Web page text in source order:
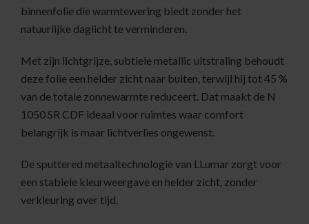
binnenfolie die warmtewering biedt zonder het
natuurlijke daglicht te verminderen.
Met zijn lichtgrijze, subtiele metallic uitstraling behoudt
deze folie een helder zicht naar buiten, terwijl hij tot 45 %
van de totale zonnewarmte reduceert. Dat maakt de N
1050 SR CDF ideaal voor ruimtes waar comfort
belangrijk is maar lichtverlies ongewenst.
De sputtered metaaltechnologie van LLumar zorgt voor
een stabiele kleurweergave en helder zicht, zonder
verkleuring over tijd.